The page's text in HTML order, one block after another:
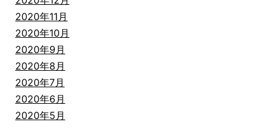
2020年11月
2020年10月
2020年9月
2020年8月
2020年7月
2020年6月
2020年5月